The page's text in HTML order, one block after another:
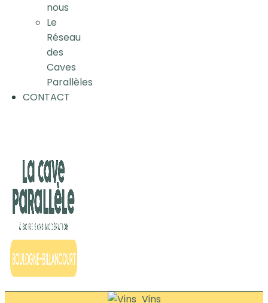
nous
Le
Réseau
des
Caves
Parallèles
CONTACT
Vins